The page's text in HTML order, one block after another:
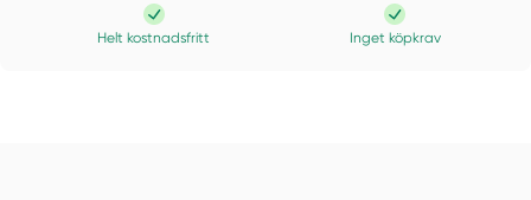
Helt kostnadsfritt Inget köpkrav